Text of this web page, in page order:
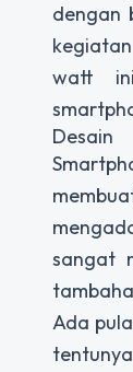
dengan
watt ini
Desain
sangat
Ada